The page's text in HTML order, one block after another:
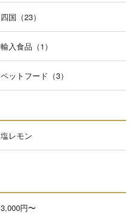
四国（23）
輸入食品（1）
ペットフード（3）
塩レモン
3,000円〜